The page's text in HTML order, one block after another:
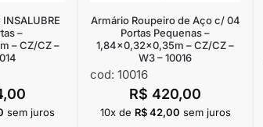
–
– CZ/CZ –
sem juros
Armário Roupeiro de Aço c/ 04
Portas Pequenas –
1,84×0,32×0,35m – CZ/CZ –
W3 – 10016
cod: 10016
R$ 420,00
10x de R$42,00 sem juros